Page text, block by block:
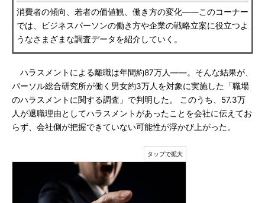
消費者の傾向、若者の価値観、働き方の変化――このコーナー
では、ビジネスパーソンの働き方や企業の戦略立案に役立つよ
うなさまざまな調査データを紹介していく。
ハラスメントによる離職は年間約87万人――。そんな結果が、
パーソル総合研究所が働く男女約3万人を対象に実施した「職場
のハラスメントに関する調査」で判明した。 このうち、57.3万
人が退職理由としてハラスメントがあったことを会社に伝えてお
らず、会社側が把握できていない可能性が浮かび上がった。